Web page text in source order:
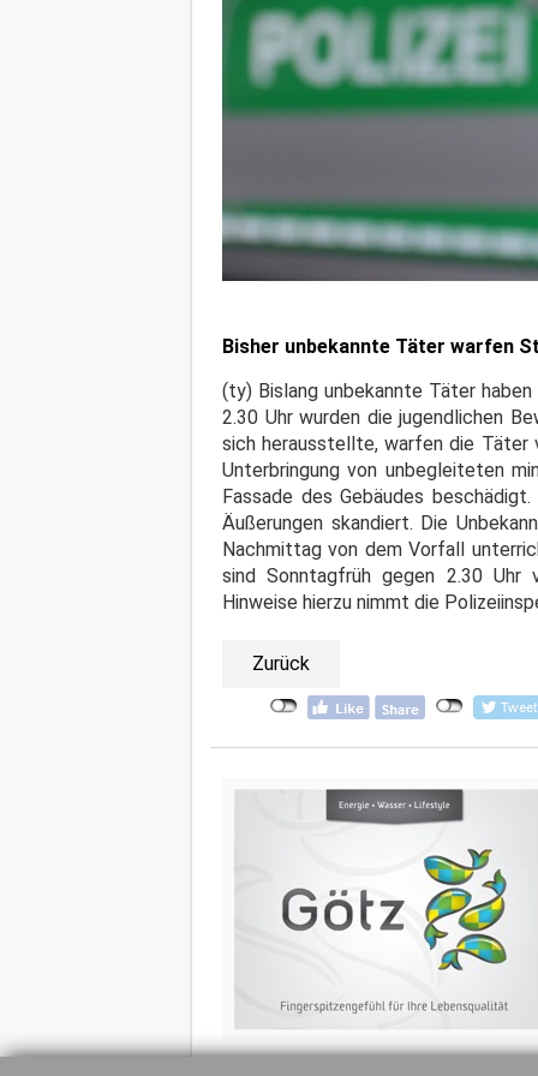
Bisher unbekannte Täter warfen
(ty) Bislang unbekannte Täter
2.30 Uhr wurden die jugendlichen
sich herausstellte, warfen die Täter
Unterbringung von unbegleiteten
Fassade des Gebäudes
Äußerungen skandiert. Die
Nachmittag von dem Vorfall
sind Sonntagfrüh gegen 2.30 Uhr
Hinweise hierzu nimmt die
Zurück